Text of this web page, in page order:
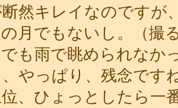
断然キレイなのですが
月でもないし。（撮
も雨で眺められなか
やっぱり、残念です
位、ひょっとしたら一